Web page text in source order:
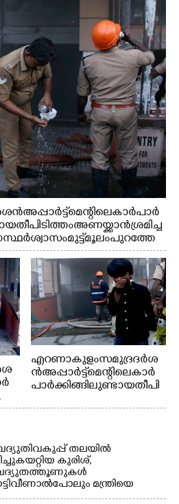
അപ്പാർട്ട്മെന്റിലെ കാർ പാർ
തീപിടിത്തം അണയ്ക്കാൻ ശ്രമിച്ച
ശ്വാസം മുട്ട് മൂലം പുറത്തേ
എറണാകുളം സമുദ്ര ദർശ
ൻ അപ്പാർട്ട്മെന്റിലെ കാർ
പാർക്കിങ്ങിലുണ്ടായ തീപി
കാരണം സമീപത്ത് കൂടി
തലയിൽ
കുരിശ്‌,
മന്ത്രിയെ
കാലമാണിത്'